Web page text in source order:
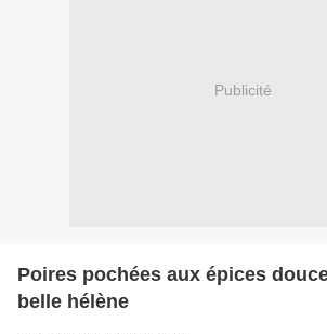
Publicité
Poires pochées aux épices
belle hélène